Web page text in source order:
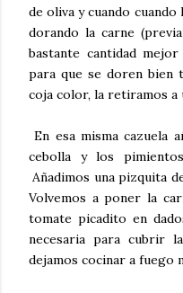
de oliva y cuando
dorando la carne
bastante cantidad
para que se doren bien
coja color, la retiramos a
En esa misma cazuela
cebolla y los
Añadimos una pizquita
Volvemos a poner la
tomate picadito en
necesaria para cubrir
dejamos cocinar a fuego